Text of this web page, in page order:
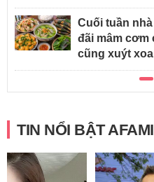
Cuối tuần
đãi mâm cơm
cũng xuýt xoa
TIN NỔI BẬT